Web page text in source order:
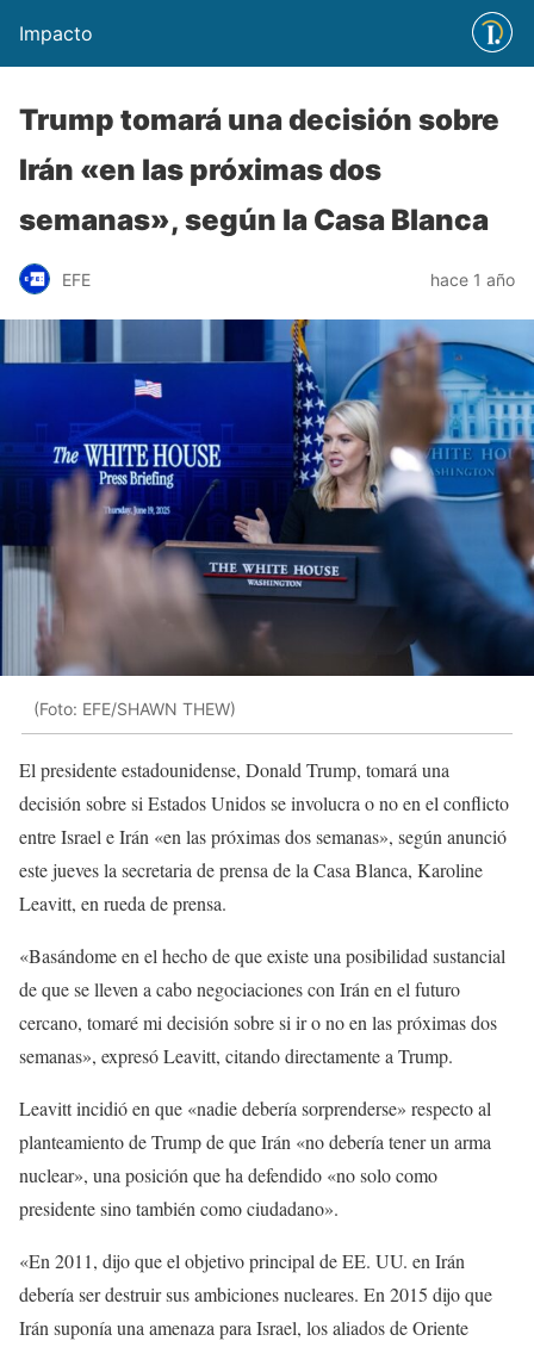
Impacto
Trump tomará una decisión sobre
Irán «en las próximas dos
semanas», según la Casa Blanca
EFE hace 1 año
(Foto: EFE/SHAWN THEW)
El presidente estadounidense, Donald Trump, tomará una
decisión sobre si Estados Unidos se involucra o no en el conflicto
entre Israel e Irán «en las próximas dos semanas», según anunció
este jueves la secretaria de prensa de la Casa Blanca, Karoline
Leavitt, en rueda de prensa.
«Basándome en el hecho de que existe una posibilidad sustancial
de que se lleven a cabo negociaciones con Irán en el futuro
cercano, tomaré mi decisión sobre si ir o no en las próximas dos
semanas», expresó Leavitt, citando directamente a Trump.
Leavitt incidió en que «nadie debería sorprenderse» respecto al
planteamiento de Trump de que Irán «no debería tener un arma
nuclear», una posición que ha defendido «no solo como
presidente sino también como ciudadano».
«En 2011, dijo que el objetivo principal de EE. UU. en Irán
debería ser destruir sus ambiciones nucleares. En 2015 dijo que
Irán suponía una amenaza para Israel, los aliados de Oriente